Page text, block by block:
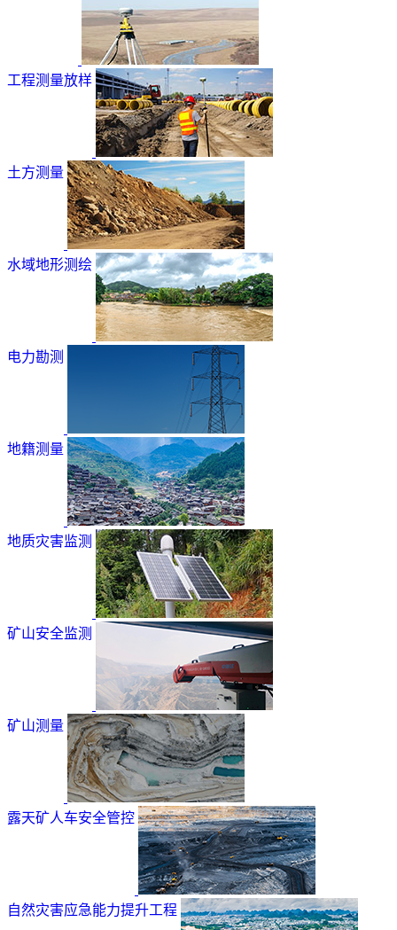
工程测量放样
土方测量
水域地形测绘
电力勘测
地籍测量
地质灾害监测
矿山安全监测
矿山测量
露天矿人车安全管控
自然灾害应急能力提升工程